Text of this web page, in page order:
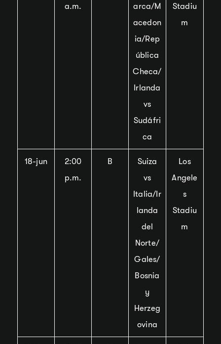
a.m.
arca/M
acedon
ia/Rep
ública
Checa/
Irlanda
vs
Sudáfri
ca
Stadiu
m
18-jun
2:00
p.m.
B
Suiza
vs
Italia/Ir
landa
del
Norte/
Gales/
Bosnia
y
Herzeg
ovina
Los
Angele
s
Stadiu
m